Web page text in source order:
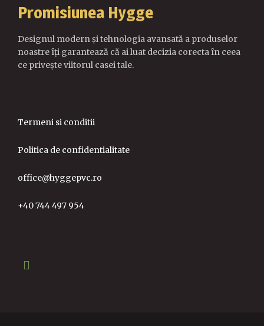
Promisiunea Hygge
Designul modern și tehnologia avansată a produselor
noastre îți garantează că ai luat decizia corecta în ceea
ce privește viitorul casei tale.
Termeni si conditii
Politica de confidentialitate
office@hyggepvc.ro
+40 744 497 954